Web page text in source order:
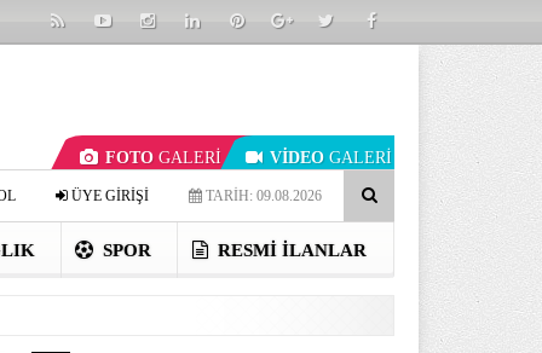
FOTO GALERİ VİDEO GALERİ
TARİH: 09.08.2026
ÜYE GİRİŞİ
SPOR RESMI İLANLAR